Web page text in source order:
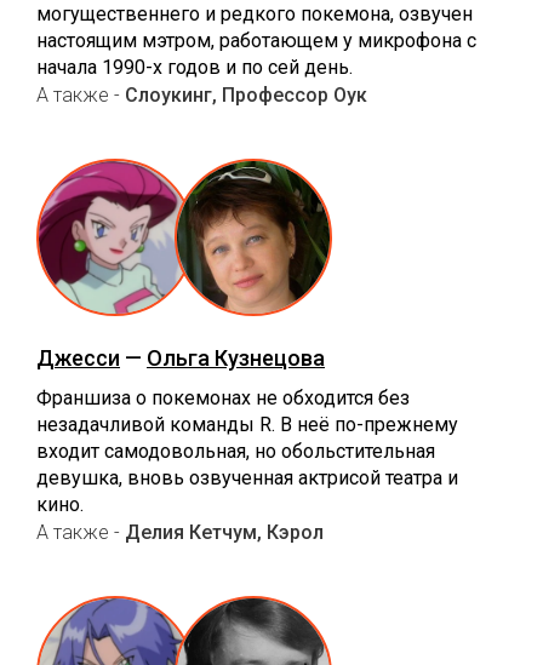
могущественнего и редкого покемона, озвучен
настоящим мэтром, работающем у микрофона с
начала 1990-х годов и по сей день.
А также - Слоукинг, Профессор Оук
Джесси — Ольга Кузнецова
Франшиза о покемонах не обходится без
незадачливой команды R. В неё по-прежнему
входит самодовольная, но обольстительная
девушка, вновь озвученная актрисой театра и
кино.
А также - Делия Кетчум, Кэрол